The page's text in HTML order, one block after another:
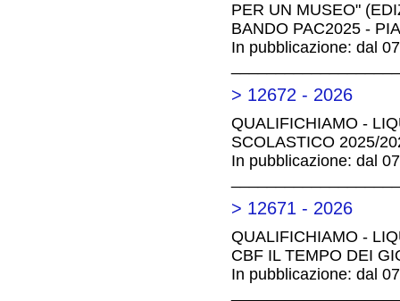
PER UN MUSEO"
BANDO PAC2025 -
In pubblicazione: dal
> 12672 - 2026
QUALIFICHIAMO -
SCOLASTICO 2025/
In pubblicazione: dal
> 12671 - 2026
QUALIFICHIAMO -
CBF IL TEMPO DEI
In pubblicazione: dal